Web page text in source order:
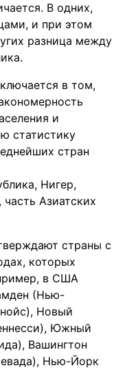
В одних,
и при этом
разница между
в том,
и
статистику
стран
Нигер,
Азиатских
страны с
которых
в США
(Нью-
Новый
Южный
Вашингтон
Нью-Йорк